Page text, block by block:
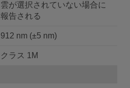
雲が選択されていない場合に
報告される
912 nm (±5 nm)
クラス 1M